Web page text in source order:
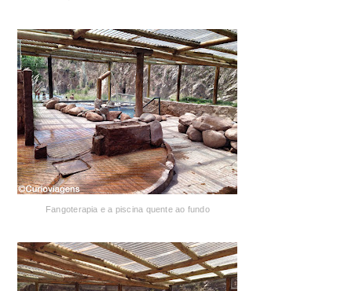
Fangoterapia e a piscina quente ao fundo